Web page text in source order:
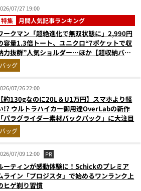
07/27 19:00
特集 月間人気記事ランキング
ークマン「超絶進化で無双状態に」2,990円
容量1.3倍トート、ユニクロ“7ポケットで収
力抜群”人気ショルダー…ほか【超収納バッ
の人気記事ランキングベスト3】（2026年6
版）
バッグ
07/26 22:00
【約130gなのに20L＆U1万円】スマホより軽
!? ウルトラハイカー御用達OverLabの新作
「パラグライダー素材バックパック」に大注目
バッグ
07/09 12:00 PR
ーティンが感動体験に！Schickのプレミア
ライン「プロジスタ」で始めるワンランク上
ヒゲ剃り習慣